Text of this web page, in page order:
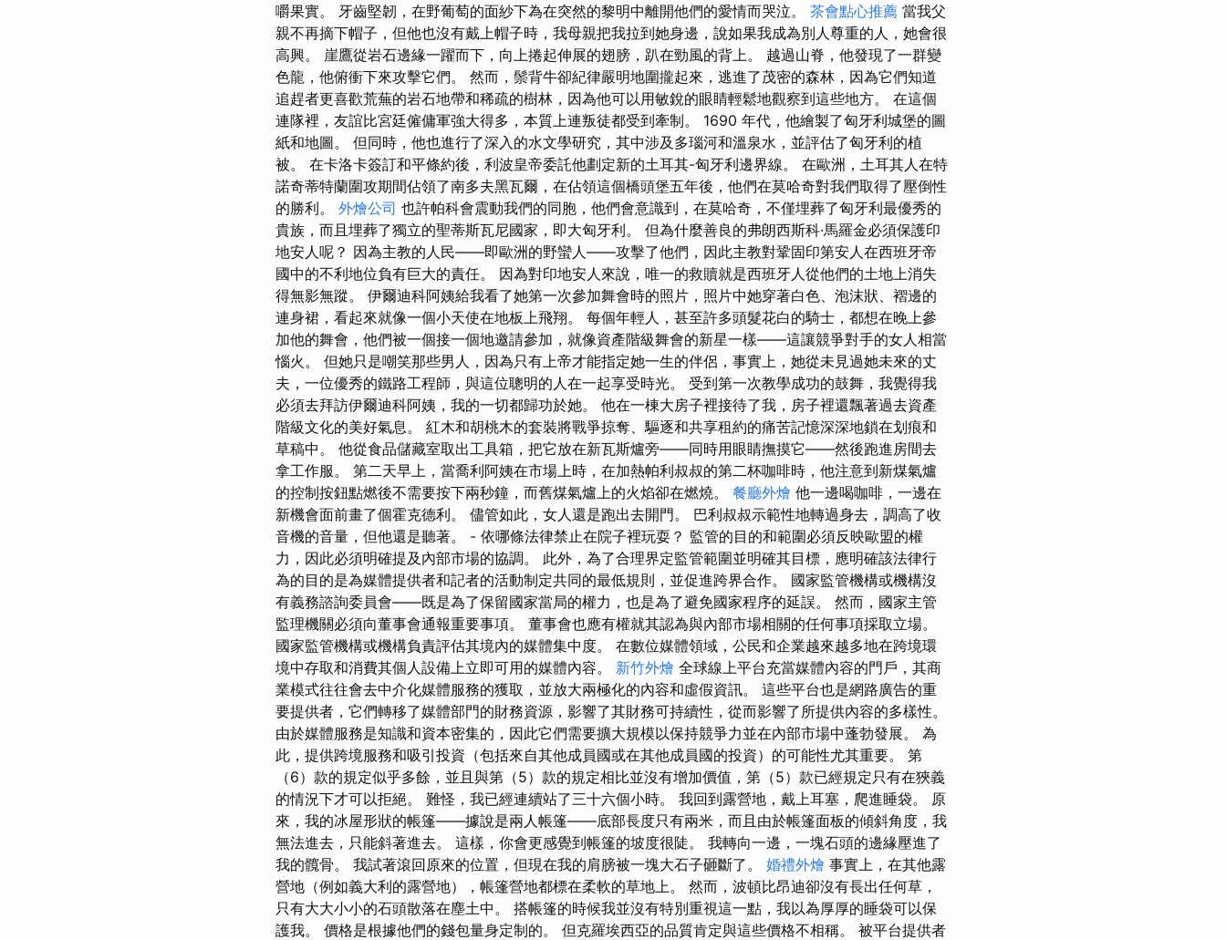
嚼果實。 牙齒堅韌，在野葡萄的面紗下為在突然的黎明中離開他們的愛情而哭泣。 茶會點心推薦 當我父
親不再摘下帽子，但他也沒有戴上帽子時，我母親把我拉到她身邊，說如果我成為別人尊重的人，她會很
高興。 崖鷹從岩石邊緣一躍而下，向上捲起伸展的翅膀，趴在勁風的背上。 越過山脊，他發現了一群變
色龍，他俯衝下來攻擊它們。 然而，鬃背牛卻紀律嚴明地圍攏起來，逃進了茂密的森林，因為它們知道
追趕者更喜歡荒蕪的岩石地帶和稀疏的樹林，因為他可以用敏銳的眼睛輕鬆地觀察到這些地方。 在這個
連隊裡，友誼比宮廷僱傭軍強大得多，本質上連叛徒都受到牽制。 1690 年代，他繪製了匈牙利城堡的圖
紙和地圖。 但同時，他也進行了深入的水文學研究，其中涉及多瑙河和溫泉水，並評估了匈牙利的植
被。 在卡洛卡簽訂和平條約後，利波皇帝委託他劃定新的土耳其-匈牙利邊界線。 在歐洲，土耳其人在特
諾奇蒂特蘭圍攻期間佔領了南多夫黑瓦爾，在佔領這個橋頭堡五年後，他們在莫哈奇對我們取得了壓倒性
的勝利。 外燴公司 也許帕科會震動我們的同胞，他們會意識到，在莫哈奇，不僅埋葬了匈牙利最優秀的
貴族，而且埋葬了獨立的聖蒂斯瓦尼國家，即大匈牙利。 但為什麼善良的弗朗西斯科·馬羅金必須保護印
地安人呢？ 因為主教的人民——即歐洲的野蠻人——攻擊了他們，因此主教對鞏固印第安人在西班牙帝
國中的不利地位負有巨大的責任。 因為對印地安人來說，唯一的救贖就是西班牙人從他們的土地上消失
得無影無蹤。 伊爾迪科阿姨給我看了她第一次參加舞會時的照片，照片中她穿著白色、泡沫狀、褶邊的
連身裙，看起來就像一個小天使在地板上飛翔。 每個年輕人，甚至許多頭髮花白的騎士，都想在晚上參
加他的舞會，他們被一個接一個地邀請參加，就像資產階級舞會的新星一樣——這讓競爭對手的女人相當
惱火。 但她只是嘲笑那些男人，因為只有上帝才能指定她一生的伴侶，事實上，她從未見過她未來的丈
夫，一位優秀的鐵路工程師，與這位聰明的人在一起享受時光。 受到第一次教學成功的鼓舞，我覺得我
必須去拜訪伊爾迪科阿姨，我的一切都歸功於她。 他在一棟大房子裡接待了我，房子裡還飄著過去資產
階級文化的美好氣息。 紅木和胡桃木的套裝將戰爭掠奪、驅逐和共享租約的痛苦記憶深深地鎖在划痕和
草稿中。 他從食品儲藏室取出工具箱，把它放在新瓦斯爐旁——同時用眼睛撫摸它——然後跑進房間去
拿工作服。 第二天早上，當喬利阿姨在市場上時，在加熱帕利叔叔的第二杯咖啡時，他注意到新煤氣爐
的控制按鈕點燃後不需要按下兩秒鐘，而舊煤氣爐上的火焰卻在燃燒。 餐廳外燴 他一邊喝咖啡，一邊在
新機會面前畫了個霍克德利。 儘管如此，女人還是跑出去開門。 巴利叔叔示範性地轉過身去，調高了收
音機的音量，但他還是聽著。 - 依哪條法律禁止在院子裡玩耍？ 監管的目的和範圍必須反映歐盟的權
力，因此必須明確提及內部市場的協調。 此外，為了合理界定監管範圍並明確其目標，應明確該法律行
為的目的是為媒體提供者和記者的活動制定共同的最低規則，並促進跨界合作。 國家監管機構或機構沒
有義務諮詢委員會——既是為了保留國家當局的權力，也是為了避免國家程序的延誤。 然而，國家主管
監理機關必須向董事會通報重要事項。 董事會也應有權就其認為與內部市場相關的任何事項採取立場。
國家監管機構或機構負責評估其境內的媒體集中度。 在數位媒體領域，公民和企業越來越多地在跨境環
境中存取和消費其個人設備上立即可用的媒體內容。 新竹外燴 全球線上平台充當媒體內容的門戶，其商
業模式往往會去中介化媒體服務的獲取，並放大兩極化的內容和虛假資訊。 這些平台也是網路廣告的重
要提供者，它們轉移了媒體部門的財務資源，影響了其財務可持續性，從而影響了所提供內容的多樣性。
由於媒體服務是知識和資本密集的，因此它們需要擴大規模以保持競爭力並在內部市場中蓬勃發展。 為
此，提供跨境服務和吸引投資（包括來自其他成員國或在其他成員國的投資）的可能性尤其重要。 第
（6）款的規定似乎多餘，並且與第（5）款的規定相比並沒有增加價值，第（5）款已經規定只有在狹義
的情況下才可以拒絕。 難怪，我已經​​連續站了三十六個小時。 我回到露營地，戴上耳塞，爬進睡袋。 原
來，我的冰屋形狀的帳篷——據說是兩人帳篷——底部長度只有兩米，而且由於帳篷面板的傾斜角度，我
無法進去，只能斜著進去。 這樣，你會更感覺到帳篷的坡度很陡。 我轉向一邊，一塊石頭的邊緣壓進了
我的髖骨。 我試著滾回原來的位置，但現在我的肩膀被一塊大石子砸斷了。 婚禮外燴 事實上，在其他露
營地（例如義大利的露營地），帳篷營地都標在柔軟的草地上。 然而，波頓比昂迪卻沒有長出任何草，
只有大大小小的石頭散落在塵土中。 搭帳篷的時候我並沒有特別重視這一點，我以為厚厚的睡袋可以保
護我。 價格是根據他們的錢包量身定制的。 但克羅埃西亞的品質肯定與這些價格不相稱。 被平台提供者